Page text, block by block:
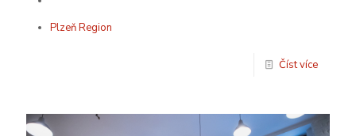
Plzeň Region
Číst více